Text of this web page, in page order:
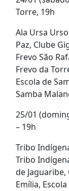
Torre, 19h
Ala Ursa
Paz, Clube
Frevo São
Frevo da
Escola de
Samba
25/01
– 19h
Tribo
Tribo
de Jaguaribe,
Emília,